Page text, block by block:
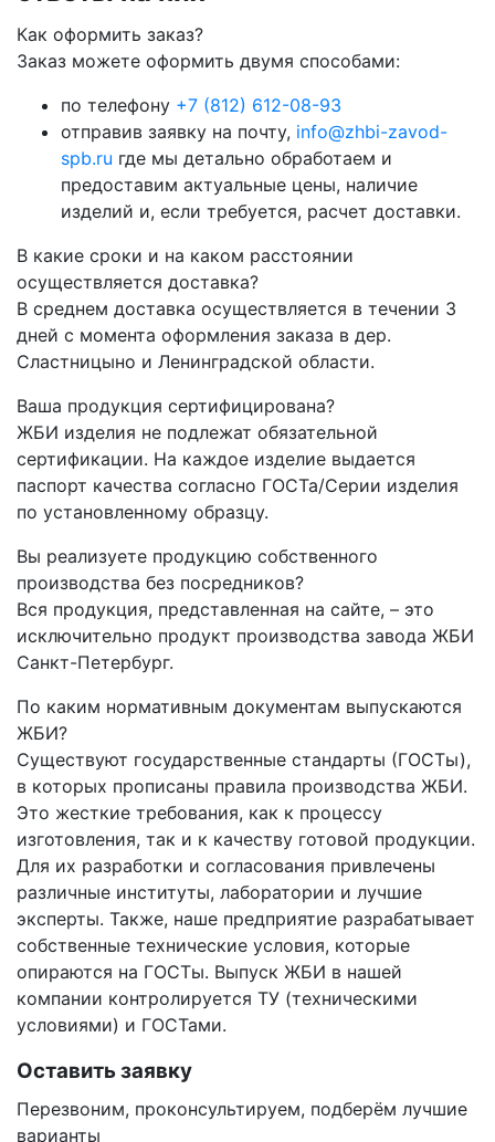
Как оформить заказ?
Заказ можете оформить двумя способами:
по телефону +7 (812) 612-08-93
отправив заявку на почту, info@zhbi-zavod-
spb.ru где мы детально обработаем и
предоставим актуальные цены, наличие
изделий и, если требуется, расчет доставки.
В какие сроки и на каком расстоянии
осуществляется доставка?
В среднем доставка осуществляется в течении 3
дней с момента оформления заказа в дер.
Сластницыно и Ленинградской области.
Ваша продукция сертифицирована?
ЖБИ изделия не подлежат обязательной
сертификации. На каждое изделие выдается
паспорт качества согласно ГОСТа/Серии изделия
по установленному образцу.
Вы реализуете продукцию собственного
производства без посредников?
Вся продукция, представленная на сайте, – это
исключительно продукт производства завода ЖБИ
Санкт-Петербург.
По каким нормативным документам выпускаются
ЖБИ?
Существуют государственные стандарты (ГОСТы),
в которых прописаны правила производства ЖБИ.
Это жесткие требования, как к процессу
изготовления, так и к качеству готовой продукции.
Для их разработки и согласования привлечены
различные институты, лаборатории и лучшие
эксперты. Также, наше предприятие разрабатывает
собственные технические условия, которые
опираются на ГОСТы. Выпуск ЖБИ в нашей
компании контролируется ТУ (техническими
условиями) и ГОСТами.
Оставить заявку
Перезвоним, проконсультируем, подберём лучшие
варианты